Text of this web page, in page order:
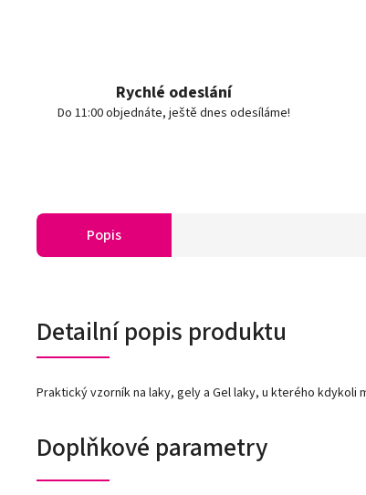
Rychlé odeslání
Do 11:00 objednáte, ještě dnes odesíláme!
Popis
Detailní popis produktu
Praktický vzorník na laky, gely a Gel laky, u kterého
Doplňkové parametry